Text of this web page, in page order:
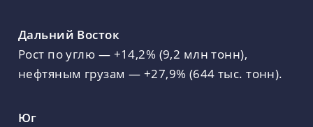
Дальний Восток
Рост по углю — +14,2% (9,2 млн тонн),
нефтяным грузам — +27,9% (644 тыс. тонн).
Юг